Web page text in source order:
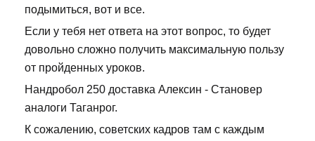
подымиться, вот и все.
Если у тебя нет ответа на этот вопрос, то будет
довольно сложно получить максимальную пользу
от пройденных уроков.
Нандробол 250 доставка Алексин - Становер
аналоги Таганрог.
К сожалению, советских кадров там с каждым